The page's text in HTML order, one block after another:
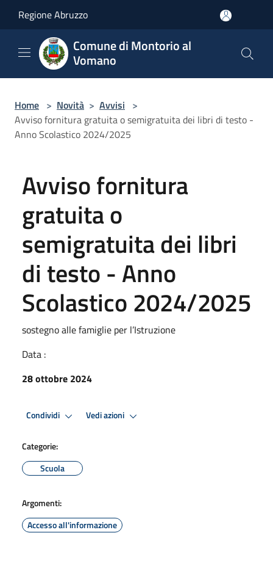
Regione Abruzzo
Comune di Montorio al
Vomano
Home > Novità > Avvisi >
Avviso fornitura gratuita o semigratuita dei libri di testo -
Anno Scolastico 2024/2025
Avviso fornitura
gratuita o
semigratuita dei libri
di testo - Anno
Scolastico 2024/2025
sostegno alle famiglie per l’Istruzione
Data :
28 ottobre 2024
Condividi Vedi azioni
Categorie:
Scuola
Argomenti:
Accesso all'informazione